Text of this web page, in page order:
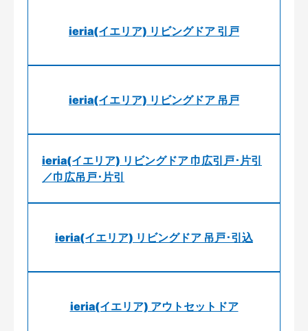
ieria(イエリア) リビングドア 引戸
ieria(イエリア) リビングドア 吊戸
ieria(イエリア) リビングドア 巾広引戸･片引
／巾広吊戸･片引
ieria(イエリア) リビングドア 吊戸･引込
ieria(イエリア) アウトセットドア